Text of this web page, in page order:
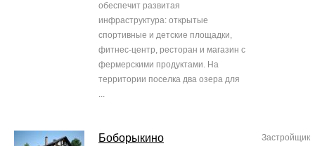
обеспечит развитая
инфраструктура: открытые
спортивные и детские площадки,
фитнес-центр, ресторан и магазин с
фермерскими продуктами. На
территории поселка два озера для
...
Боборыкино
Застройщик